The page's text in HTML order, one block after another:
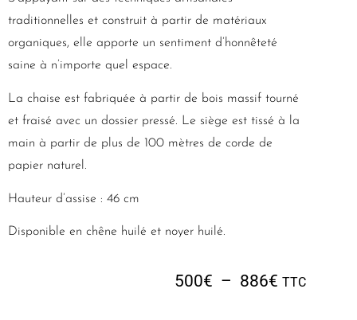
traditionnelles et construit à partir de matériaux
organiques, elle apporte un sentiment d’honnêteté
saine à n’importe quel espace.
La chaise est fabriquée à partir de bois massif tourné
et fraisé avec un dossier pressé. Le siège est tissé à la
main à partir de plus de 100 mètres de corde de
papier naturel.
Hauteur d’assise : 46 cm
Disponible en chêne huilé et noyer huilé.
500€ – 886€ TTC